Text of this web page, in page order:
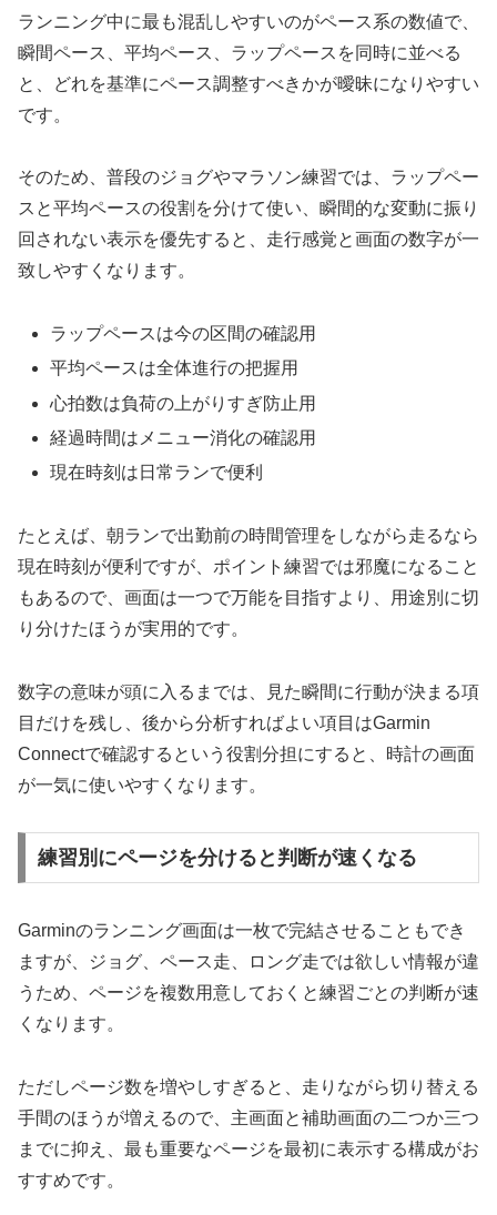
ランニング中に最も混乱しやすいのがペース系の数値で、
瞬間ペース、平均ペース、ラップペースを同時に並べる
と、どれを基準にペース調整すべきかが曖昧になりやすい
です。
そのため、普段のジョグやマラソン練習では、ラップペー
スと平均ペースの役割を分けて使い、瞬間的な変動に振り
回されない表示を優先すると、走行感覚と画面の数字が一
致しやすくなります。
ラップペースは今の区間の確認用
平均ペースは全体進行の把握用
心拍数は負荷の上がりすぎ防止用
経過時間はメニュー消化の確認用
現在時刻は日常ランで便利
たとえば、朝ランで出勤前の時間管理をしながら走るなら
現在時刻が便利ですが、ポイント練習では邪魔になること
もあるので、画面は一つで万能を目指すより、用途別に切
り分けたほうが実用的です。
数字の意味が頭に入るまでは、見た瞬間に行動が決まる項
目だけを残し、後から分析すればよい項目はGarmin
Connectで確認するという役割分担にすると、時計の画面
が一気に使いやすくなります。
練習別にページを分けると判断が速くなる
Garminのランニング画面は一枚で完結させることもでき
ますが、ジョグ、ペース走、ロング走では欲しい情報が違
うため、ページを複数用意しておくと練習ごとの判断が速
くなります。
ただしページ数を増やしすぎると、走りながら切り替える
手間のほうが増えるので、主画面と補助画面の二つか三つ
までに抑え、最も重要なページを最初に表示する構成がお
すすめです。